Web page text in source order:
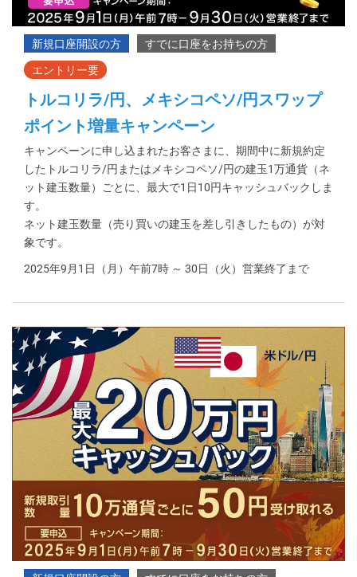
トルコリラ/円、メキシコペソ/円スワップ
ポイント増量キャンペーン
キャンペーンに申し込まれたお客さまに、期間中に新規約定
したトルコリラ/円またはメキシコペソ/円の建玉1万通貨（ネ
ット建玉数量）ごとに、最大で1日10円キャッシュバックしま
す。
ネット建玉数量（売り買いの建玉を差し引きしたもの）が対
象です。
2025年9月1日（月）午前7時 ～ 30日（火）営業終了まで